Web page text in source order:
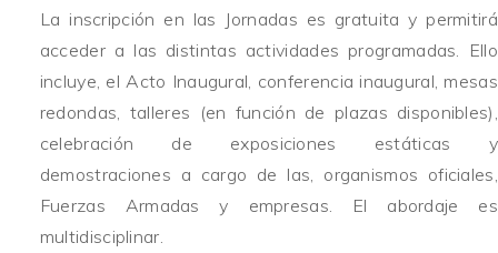
La inscripción en las Jornadas es gratuita y permitirá
acceder a las distintas actividades programadas. Ello
incluye, el Acto Inaugural, conferencia inaugural, mesas
redondas, talleres (en función de plazas disponibles),
celebración de exposiciones estáticas y
demostraciones a cargo de las, organismos oficiales,
Fuerzas Armadas y empresas. El abordaje es
multidisciplinar.